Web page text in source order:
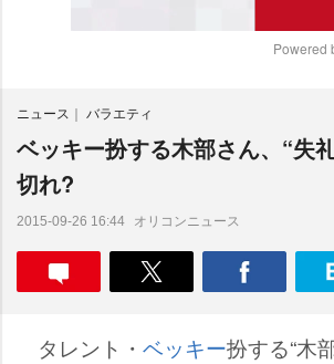
Powered
ニュース バラエティ
ベッキー扮する木部さん、“失
切れ?
2015-09-26 16:44 オリコンニュース
タレント・ ベッキー扮する“木